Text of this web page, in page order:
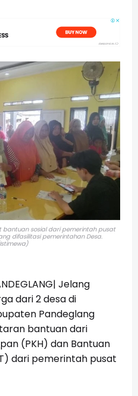
sosial dari pemerintah pusat
difasilitasi pemerintahan Desa.
Jelang
dari 2 desa di
Pandeglang
bantuan dari
(PKH) dan Bantuan
dari pemerintah pusat